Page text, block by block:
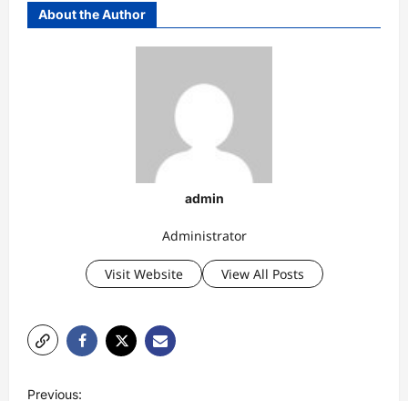
About the Author
admin
Administrator
Visit Website View All Posts
Previous: